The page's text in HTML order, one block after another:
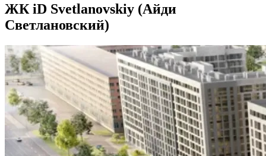
ЖК iD Svetlanovskiy (Айди
Светлановский)